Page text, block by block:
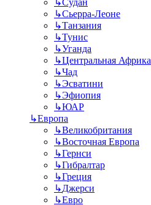
↳Сьерра-Леоне
↳Танзания
↳Тунис
↳Уганда
↳Центральная Африка
↳Чад
↳Эсватини
↳Эфиопия
↳ЮАР
↳Европа
↳Великобритания
↳Восточная Европа
↳Гернси
↳Гибралтар
↳Греция
↳Джерси
↳Евро